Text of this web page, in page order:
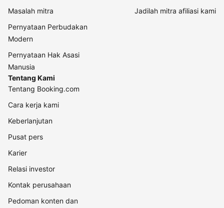
Masalah mitra
Pernyataan Perbudakan
Modern
Pernyataan Hak Asasi
Manusia
Jadilah mitra afiliasi kami
Tentang Kami
Tentang Booking.com
Cara kerja kami
Keberlanjutan
Pusat pers
Karier
Relasi investor
Kontak perusahaan
Pedoman konten dan